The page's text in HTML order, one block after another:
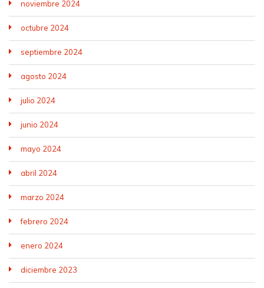
noviembre 2024
octubre 2024
septiembre 2024
agosto 2024
julio 2024
junio 2024
mayo 2024
abril 2024
marzo 2024
febrero 2024
enero 2024
diciembre 2023